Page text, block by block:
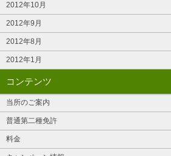
2012年10月
2012年9月
2012年8月
2012年1月
コンテンツ
当所のご案内
普通第二種免許
料金